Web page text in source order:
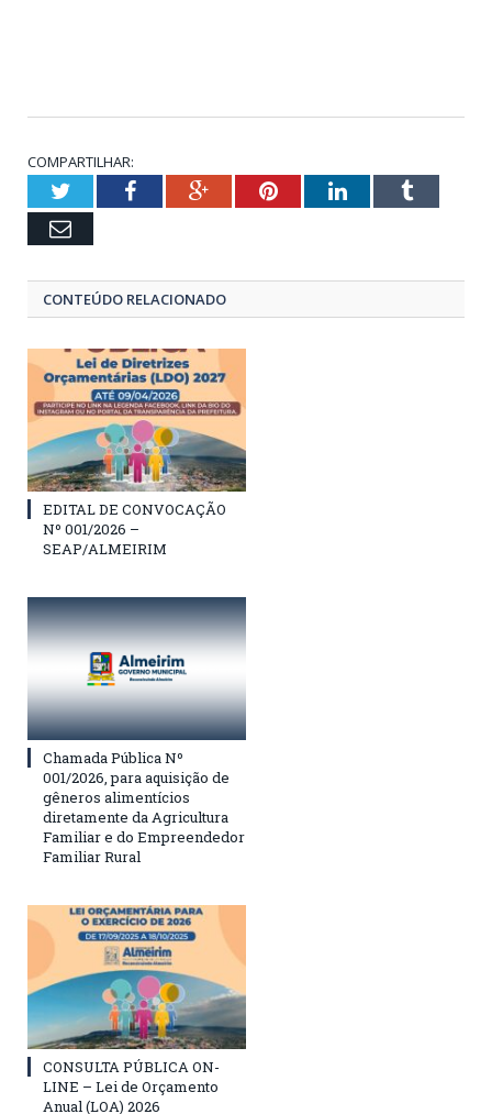
COMPARTILHAR:
TwitterFacebookGoogle+PinterestLinkedInTumblr
Email
CONTEÚDO RELACIONADO
EDITAL DE CONVOCAÇÃO
Nº 001/2026 –
SEAP/ALMEIRIM
Chamada Pública Nº
001/2026, para aquisição de
gêneros alimentícios
diretamente da Agricultura
Familiar e do Empreendedor
Familiar Rural
CONSULTA PÚBLICA ON-
LINE – Lei de Orçamento
Anual (LOA) 2026